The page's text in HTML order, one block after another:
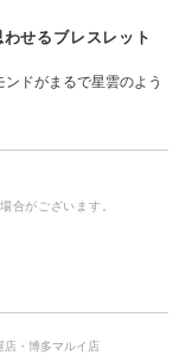
せるブレスレット
ドがまるで星雲のよう
合がございます。
店・博多マルイ店